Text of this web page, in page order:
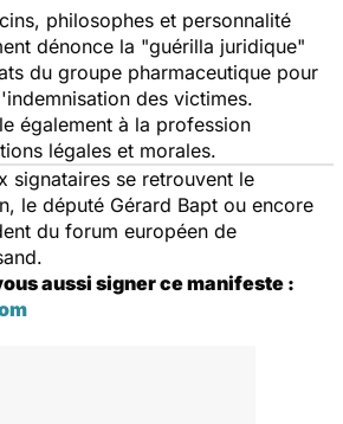
philosophes et personnalité
dénonce la "guérilla juridique"
du groupe pharmaceutique pour
des victimes.
également à la profession
légales et morales.
signataires se retrouvent le
le député Gérard Bapt ou encore
du forum européen de
aussi signer ce manifeste :